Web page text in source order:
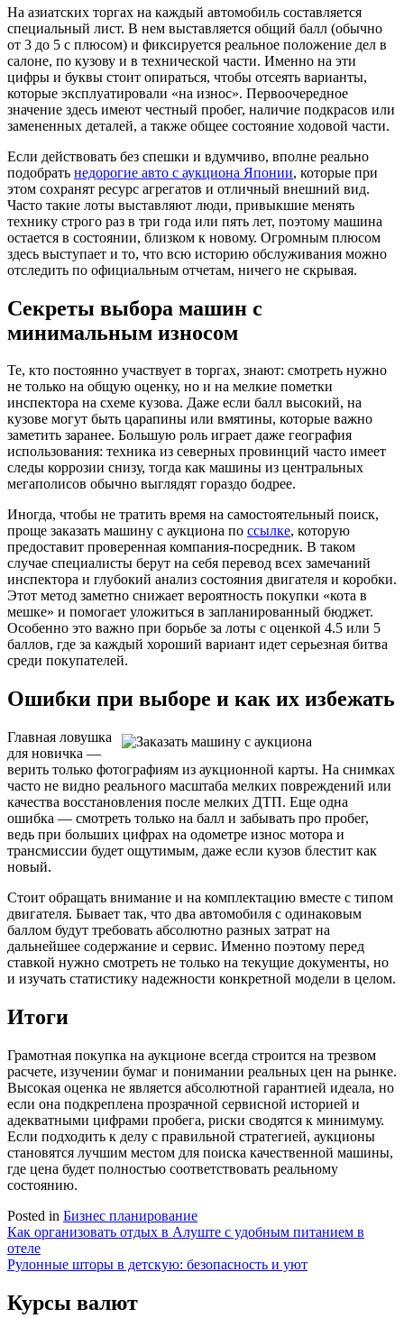
На азиатских торгах на каждый автомобиль составляется
специальный лист. В нем выставляется общий балл (обычно
от 3 до 5 с плюсом) и фиксируется реальное положение дел в
салоне, по кузову и в технической части. Именно на эти
цифры и буквы стоит опираться, чтобы отсеять варианты,
которые эксплуатировали «на износ». Первоочередное
значение здесь имеют честный пробег, наличие подкрасов или
замененных деталей, а также общее состояние ходовой части.
Если действовать без спешки и вдумчиво, вполне реально
подобрать недорогие авто с аукциона Японии, которые при
этом сохранят ресурс агрегатов и отличный внешний вид.
Часто такие лоты выставляют люди, привыкшие менять
технику строго раз в три года или пять лет, поэтому машина
остается в состоянии, близком к новому. Огромным плюсом
здесь выступает и то, что всю историю обслуживания можно
отследить по официальным отчетам, ничего не скрывая.
Секреты выбора машин с
минимальным износом
Те, кто постоянно участвует в торгах, знают: смотреть нужно
не только на общую оценку, но и на мелкие пометки
инспектора на схеме кузова. Даже если балл высокий, на
кузове могут быть царапины или вмятины, которые важно
заметить заранее. Большую роль играет даже география
использования: техника из северных провинций часто имеет
следы коррозии снизу, тогда как машины из центральных
мегаполисов обычно выглядят гораздо бодрее.
Иногда, чтобы не тратить время на самостоятельный поиск,
проще заказать машину с аукциона по ссылке, которую
предоставит проверенная компания-посредник. В таком
случае специалисты берут на себя перевод всех замечаний
инспектора и глубокий анализ состояния двигателя и коробки.
Этот метод заметно снижает вероятность покупки «кота в
мешке» и помогает уложиться в запланированный бюджет.
Особенно это важно при борьбе за лоты с оценкой 4.5 или 5
баллов, где за каждый хороший вариант идет серьезная битва
среди покупателей.
Ошибки при выборе и как их избежать
Главная ловушка
для новичка —
верить только фотографиям из аукционной карты. На снимках
часто не видно реального масштаба мелких повреждений или
качества восстановления после мелких ДТП. Еще одна
ошибка — смотреть только на балл и забывать про пробег,
ведь при больших цифрах на одометре износ мотора и
трансмиссии будет ощутимым, даже если кузов блестит как
новый.
Стоит обращать внимание и на комплектацию вместе с типом
двигателя. Бывает так, что два автомобиля с одинаковым
баллом будут требовать абсолютно разных затрат на
дальнейшее содержание и сервис. Именно поэтому перед
ставкой нужно смотреть не только на текущие документы, но
и изучать статистику надежности конкретной модели в целом.
Итоги
Грамотная покупка на аукционе всегда строится на трезвом
расчете, изучении бумаг и понимании реальных цен на рынке.
Высокая оценка не является абсолютной гарантией идеала, но
если она подкреплена прозрачной сервисной историей и
адекватными цифрами пробега, риски сводятся к минимуму.
Если подходить к делу с правильной стратегией, аукционы
становятся лучшим местом для поиска качественной машины,
где цена будет полностью соответствовать реальному
состоянию.
Posted in Бизнес планирование
Навигация
по
Как организовать отдых в Алуште с удобным питанием в
отеле
Рулонные шторы в детскую: безопасность и уют
Курсы валют